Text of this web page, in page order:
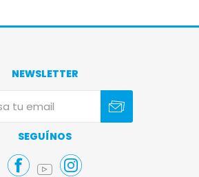
NEWSLETTER
SEGUÍNOS